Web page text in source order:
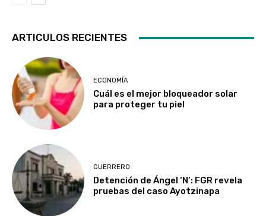
ARTICULOS RECIENTES
ECONOMÍA
Cuál es el mejor bloqueador solar
para proteger tu piel
GUERRERO
Detención de Ángel ‘N’: FGR revela
pruebas del caso Ayotzinapa